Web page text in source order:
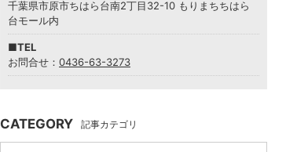
千葉県市原市ちはら台南2丁目32-10 もりまちちはら
台モール内
■TEL
お問合せ： 0436-63-3273
CATEGORY 記事カテゴリ